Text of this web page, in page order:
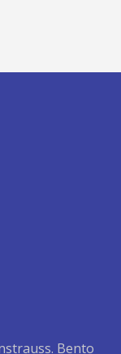
Bento